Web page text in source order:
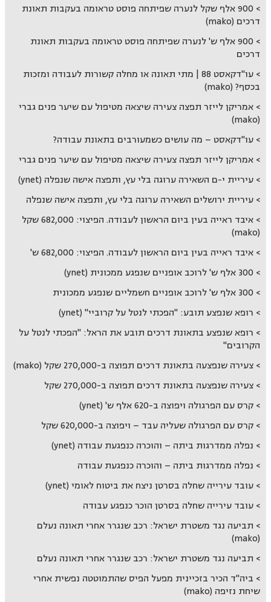
900 אלף שקל לנערה שפיתחה פוסט טראומה בעקבות תאונת
דרכים (mako)
900 אלף ש' לנערה שפיתחה פוסט טראומה בעקבות תאונת
דרכים
עו"דקאסט 88 | מתי תאונה או מחלה קשורות לעבודה ומזכות
בכסף? (mako)
אמריקן לייזר תפצה צעירה שיצאה מטיפול עם שיער פנים גברי
(mako)
עו"דקאסט – מה עושים כשמעורבים בתאונת עבודה?
אמריקן לייזר תפצה צעירה שיצאה מטיפול עם שיער פנים גברי
עיריית י-ם השאירה ערוגה בלי עץ, ותפצה אישה שנפלה (ynet)
עיריית ירושלים השאירה ערוגה בלי עץ, ותפצה אישה שנפלה
איבד ראייה בעין ביום הראשון לעבודה. הפיצוי: 682,000 שקל
(mako)
איבד ראייה בעין ביום הראשון לעבודה. הפיצוי: 682,000 ש'
300 אלף ש' לרוכב אופניים שנפגע ממכונית (ynet)
300 אלף ש' לרוכב אופניים חשמליים שנפגע ממכונית
רופא שנפצע תובע: "הפכתי לנטל על קרוביי" (ynet)
רופא שנפצע בתאונת דרכים תובע את הראל: "הפכתי לנטל על
הקרובים"
צעירה שנפצעה בתאונת דרכים תפוצה ב-270,000 שקל (mako)
צעירה שנפצעה בתאונת דרכים תפוצה ב-270,000 שקל
קרס עם הפרגולה ויפוצה ב-620 אלף ש' (ynet)
קרס עם הפרגולה שעליה עבד – ויפוצה ב-620,000 שקל
נפלה ממדרגות ביתה – והוכרה כנפגעת עבודה (ynet)
נפלה ממדרגות ביתה – והוכרה כנפגעת עבודה
עובד עירייה שחלה בסרטן ניצח את ביטוח לאומי (ynet)
עובד עירייה שחלה בסרטן הוכר כנפגע עבודה
תביעה נגד משטרת ישראל: רכב שנגרר אחרי תאונה נעלם
(mako)
תביעה נגד משטרת ישראל: רכב שנגרר אחרי תאונה נעלם
ביה"ד הכיר בזכיינית מפעל הפיס שהתמוטטה נפשית אחרי
שיחת נזיפה (mako)